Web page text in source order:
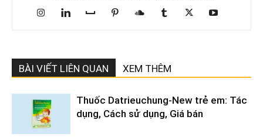
BÀI VIẾT LIÊN QUAN XEM THÊM
Thuốc Datrieuchung-New trẻ em: Tác
dụng, Cách sử dụng, Giá bán